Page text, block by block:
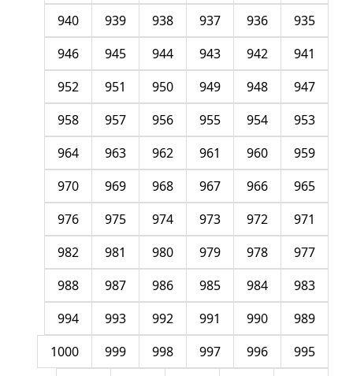
935
936
937
938
939
940
941
942
943
944
945
946
947
948
949
950
951
952
953
954
955
956
957
958
959
960
961
962
963
964
965
966
967
968
969
970
971
972
973
974
975
976
977
978
979
980
981
982
983
984
985
986
987
988
989
990
991
992
993
994
995
996
997
998
999
1000